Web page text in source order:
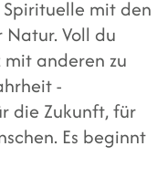
mit den
Voll du
mit anderen zu
-
die Zukunft, für
Es beginnt